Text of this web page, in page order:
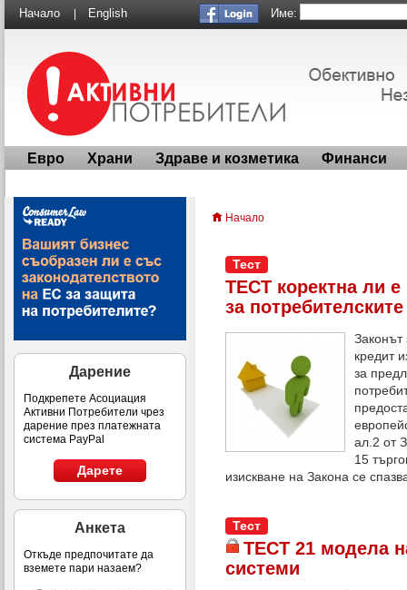
Начало English Име:
Евро Храни Здраве и козметика Финанси
Дарение
Подкрепете Асоциация
Активни Потребители чрез
дарение през платежната
система PayPal
Дарете
Анкета
Откъде предпочитате да
вземете пари назаем?
Начало
Тест
ТЕСТ коректна ли
за
Законът
кредит
за
ал.2 от
15
изискване на Закона се
Тест
ТЕСТ 21 модела
системи